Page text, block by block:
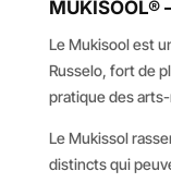
Le Mukisool est
Russelo, fort de
pratique des
Le Mukissol
distincts qui